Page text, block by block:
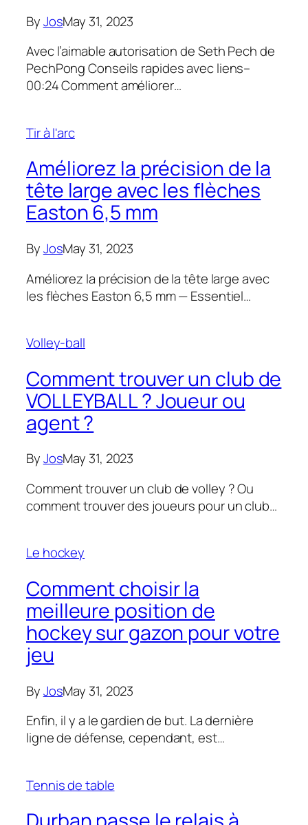
ByJosMay 31, 2023
Avec l’aimable autorisation de Seth Pech de
PechPong Conseils rapides avec liens–
00:24 Comment améliorer…
Tir à l'arc
Améliorez la précision de la
tête large avec les flèches
Easton 6,5 mm
ByJosMay 31, 2023
Améliorez la précision de la tête large avec
les flèches Easton 6,5 mm — Essentiel…
Volley-ball
Comment trouver un club de
VOLLEYBALL ? Joueur ou
agent ?
ByJosMay 31, 2023
Comment trouver un club de volley ? Ou
comment trouver des joueurs pour un club…
Le hockey
Comment choisir la
meilleure position de
hockey sur gazon pour votre
jeu
ByJosMay 31, 2023
Enfin, il y a le gardien de but. La dernière
ligne de défense, cependant, est…
Tennis de table